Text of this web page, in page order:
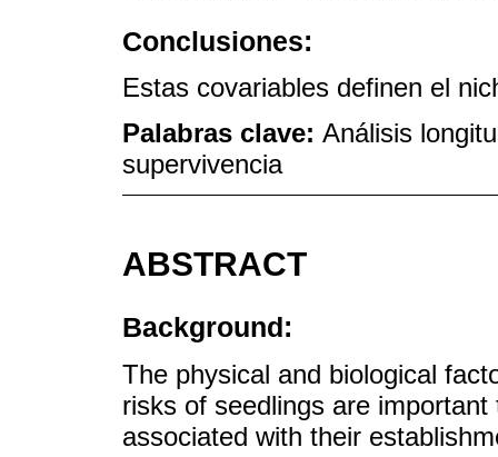
Conclusiones:
Estas covariables definen el
Palabras clave: Análisis
supervivencia
ABSTRACT
Background:
The physical and biological
risks of seedlings are
associated with their